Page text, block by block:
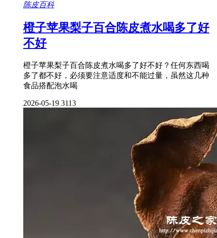
陈皮百科
橙子苹果梨子百合陈皮煮水喝多了好
不好
橙子苹果梨子百合陈皮煮水喝多了好不好？任何东西喝
多了都不好，必须要注意适度和不能过量，虽然这几种
食品搭配泡水喝
2026-05-19 3113